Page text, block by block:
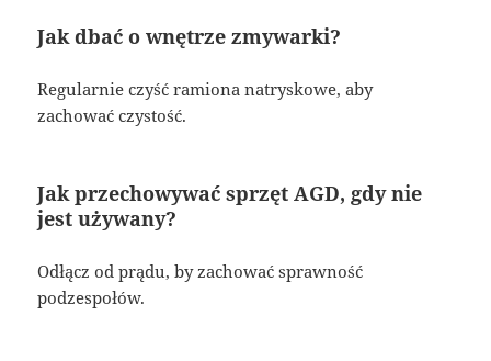
Jak dbać o wnętrze zmywarki?
Regularnie czyść ramiona natryskowe, aby
zachować czystość.
Jak przechowywać sprzęt AGD, gdy nie
jest używany?
Odłącz od prądu, by zachować sprawność
podzespołów.